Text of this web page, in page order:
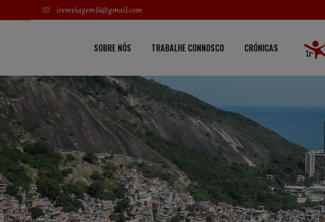
iremviagem16@gmail.com
SOBRE NÓS TRABALHE CONNOSCO CRÓNICAS